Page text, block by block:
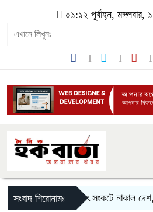
০১:১২ পূর্বাহ্ন,
সংবাদ শিরোনামঃবিদ্যুৎ সংকটে নাকাল দেশ,